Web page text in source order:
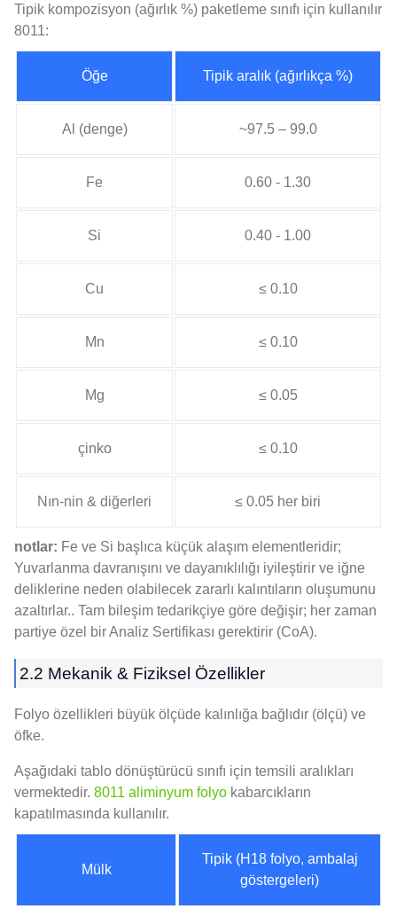
Tipik kompozisyon (ağırlık %) paketleme sınıfı için kullanılır
8011:
Öğe Tipik aralık (ağırlıkça %)
Al (denge) ~97.5 – 99.0
Fe 0.60 - 1.30
Si 0.40 - 1.00
Cu ≤ 0.10
Mn ≤ 0.10
Mg ≤ 0.05
çinko ≤ 0.10
Nın-nin & diğerleri ≤ 0.05 her biri
notlar: Fe ve Si başlıca küçük alaşım elementleridir;
Yuvarlanma davranışını ve dayanıklılığı iyileştirir ve iğne
deliklerine neden olabilecek zararlı kalıntıların oluşumunu
azaltırlar.. Tam bileşim tedarikçiye göre değişir; her zaman
partiye özel bir Analiz Sertifikası gerektirir (CoA).
2.2 Mekanik & Fiziksel Özellikler
Folyo özellikleri büyük ölçüde kalınlığa bağlıdır (ölçü) ve
öfke.
Aşağıdaki tablo dönüştürücü sınıfı için temsili aralıkları
vermektedir. 8011 aliminyum folyo kabarcıkların
kapatılmasında kullanılır.
Mülk
Tipik (H18 folyo, ambalaj
göstergeleri)